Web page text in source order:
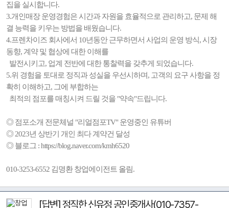
집을 실시합니다.
3.개인매장 운영경험은 시간과 자원을 효율적으로 관리하고, 문제 해
결 능력을 키우는 방법을 배웠습니다.
4.프렌차이즈 회사에서 10년동안 근무하면서 사업의 운영 방식, 시장
동향, 계약 및 협상에 대한 이해를
발전시키고, 업계 전반에 대한 통찰력을 갖추게 되었습니다.
5.위 경험을 토대로 정직과 성실을 우선시하며, 고객의 요구 사항을 정
확히 이해하고, 그에 부합하는
최적의 점포를 매칭시켜 드릴 것을 "약속"드립니다.
◎ 점포소개 전문체널 "리얼점포TV" 운영중인 유튜버
◎ 2023년 상반기 개인 최다 계약건 달성
◎ 블로그 : https://blog.naver.com/kmh6520
010-3253-6552 김명환 창업에이전트 올림.
[답변] 정직한 신유정 공인중개사(010-7357-